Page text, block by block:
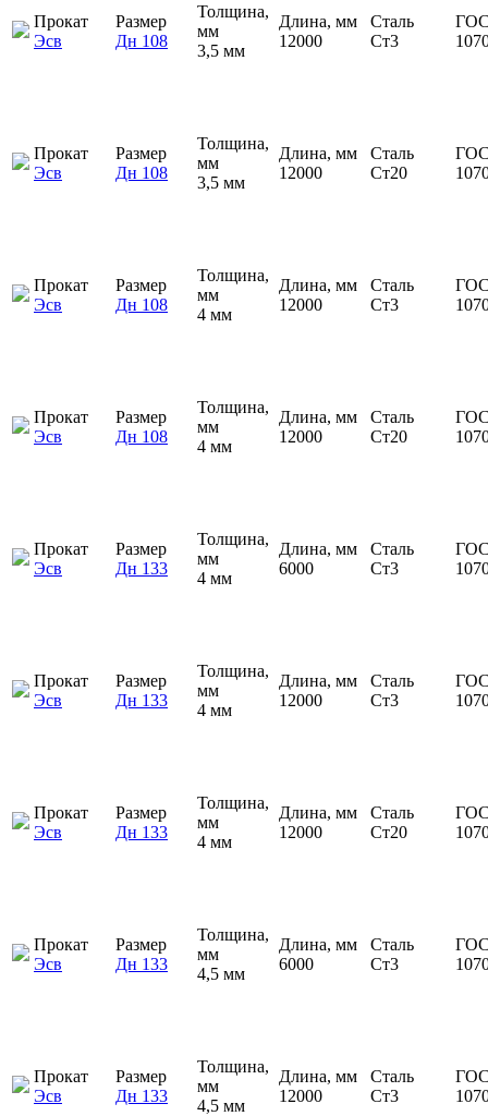
Прокат
Эсв
Размер
Дн 108
Толщина,
мм
3,5 мм
Длина, мм
12000
Сталь
Ст3
Прокат
Эсв
Размер
Дн 108
Толщина,
мм
3,5 мм
Длина, мм
12000
Сталь
Ст20
Прокат
Эсв
Размер
Дн 108
Толщина,
мм
4 мм
Длина, мм
12000
Сталь
Ст3
Прокат
Эсв
Размер
Дн 108
Толщина,
мм
4 мм
Длина, мм
12000
Сталь
Ст20
Прокат
Эсв
Размер
Дн 133
Толщина,
мм
4 мм
Длина, мм
6000
Сталь
Ст3
Прокат
Эсв
Размер
Дн 133
Толщина,
мм
4 мм
Длина, мм
12000
Сталь
Ст3
Прокат
Эсв
Размер
Дн 133
Толщина,
мм
4 мм
Длина, мм
12000
Сталь
Ст20
Прокат
Эсв
Размер
Дн 133
Толщина,
мм
4,5 мм
Длина, мм
6000
Сталь
Ст3
Прокат
Эсв
Размер
Дн 133
Толщина,
мм
4,5 мм
Длина, мм
12000
Сталь
Ст3